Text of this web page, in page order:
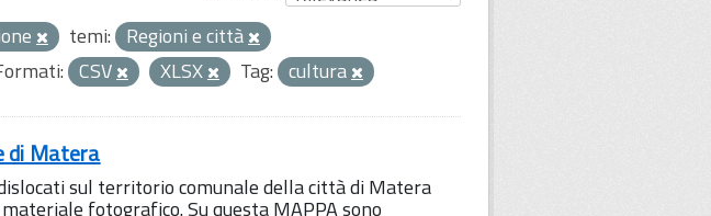
temi: Regioni e città
CSV XLSX Tag: cultura
di Matera
sul territorio comunale della città di Matera
fotografico. Su questa MAPPA sono